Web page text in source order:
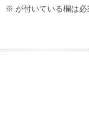
※ が付いている欄は